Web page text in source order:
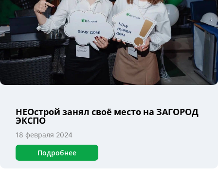
НЕОстрой занял своё место на ЗАГОРОД
ЭКСПО
18 февраля 2024
Подробнее